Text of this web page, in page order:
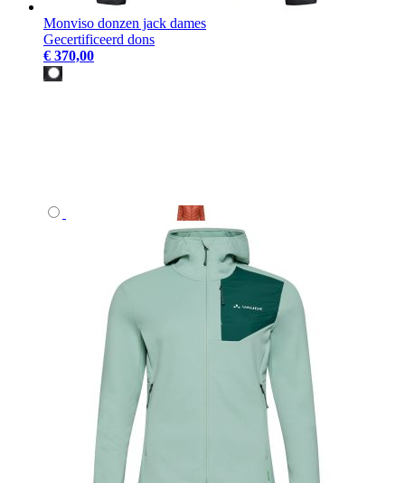
Monviso donzen jack dames
Gecertificeerd dons
€ 370,00